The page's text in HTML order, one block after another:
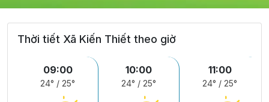
Thời tiết Xã Kiến Thiết theo giờ
09:00
24° / 25°
10:00
24° / 25°
11:00
24° / 25°